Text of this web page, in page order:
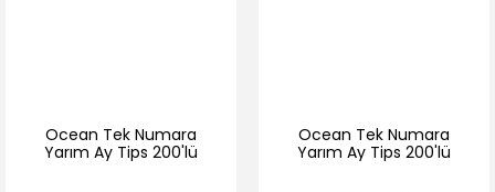
Ocean Tek Numara
Yarım Ay Tips 200'lü
Ocean Tek Numara
Yarım Ay Tips 200'lü